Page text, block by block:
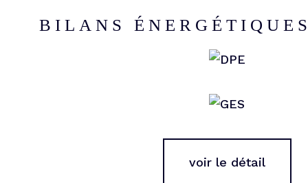
BILANS ÉNERGÉTIQUES
voir le détail